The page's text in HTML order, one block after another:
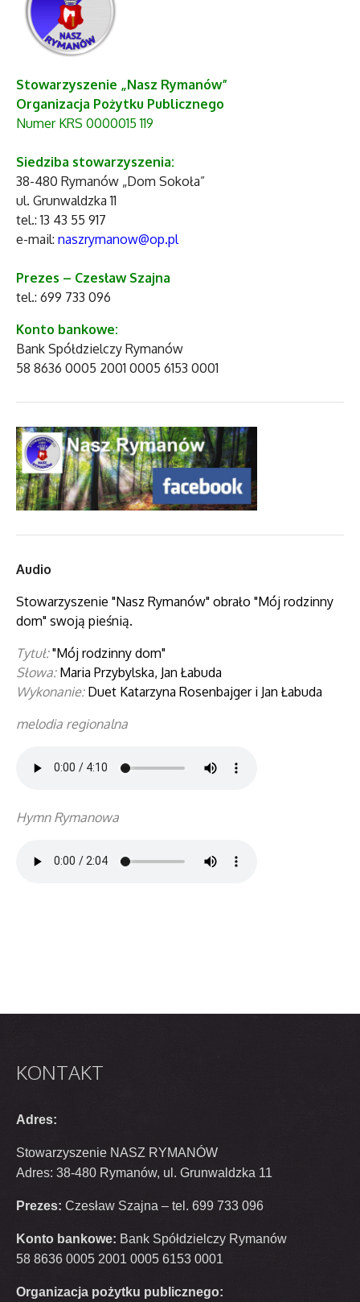
Stowarzyszenie „Nasz Rymanów”
Organizacja Pożytku Publicznego
Numer KRS 0000015 119
Siedziba stowarzyszenia:
38-480 Rymanów „Dom Sokoła”
ul. Grunwaldzka 11
tel.: 13 43 55 917
e-mail: naszrymanow@op.pl
Prezes – Czesław Szajna
tel.: 699 733 096
Konto bankowe:
Bank Spółdzielczy Rymanów
58 8636 0005 2001 0005 6153 0001
Audio
Stowarzyszenie "Nasz Rymanów" obrało "Mój rodzinny
dom" swoją pieśnią.
Tytuł: "Mój rodzinny dom"
Słowa:Maria Przybylska, Jan Łabuda
Wykonanie:Duet Katarzyna Rosenbajger i Jan Łabuda
melodia regionalna
Hymn Rymanowa
KONTAKT
Adres:
Stowarzyszenie NASZ RYMANÓW
Adres: 38-480 Rymanów, ul. Grunwaldzka 11
Prezes: Czesław Szajna – tel. 699 733 096
Konto bankowe: Bank Spółdzielczy Rymanów
58 8636 0005 2001 0005 6153 0001
Organizacja pożytku publicznego: